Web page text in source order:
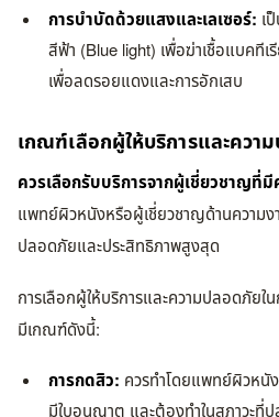
การบำบัดด้วยแสงและเลเซอร์: เ
สีฟ้า (Blue light) เพื่อฆ่าเชื้อแบคทีเ
เพื่อลดรอยแดงและการอักเสบ
เกณฑ์เลือกผู้ให้บริการและควา
ควรเลือกรับบริการจากผู้เชี่ยวชาญที่
แพทย์ผิวหนังหรือผู้เชี่ยวชาญด้านความ
ปลอดภัยและประสิทธิภาพสูงสุด
การเลือกผู้ให้บริการและความปลอดภัยใ
มีเกณฑ์ดังนี้:
การกดสิว: ควรทำโดยแพทย์ผิวหนั
มีใบอนุญาต และต้องทำในสภาวะที่